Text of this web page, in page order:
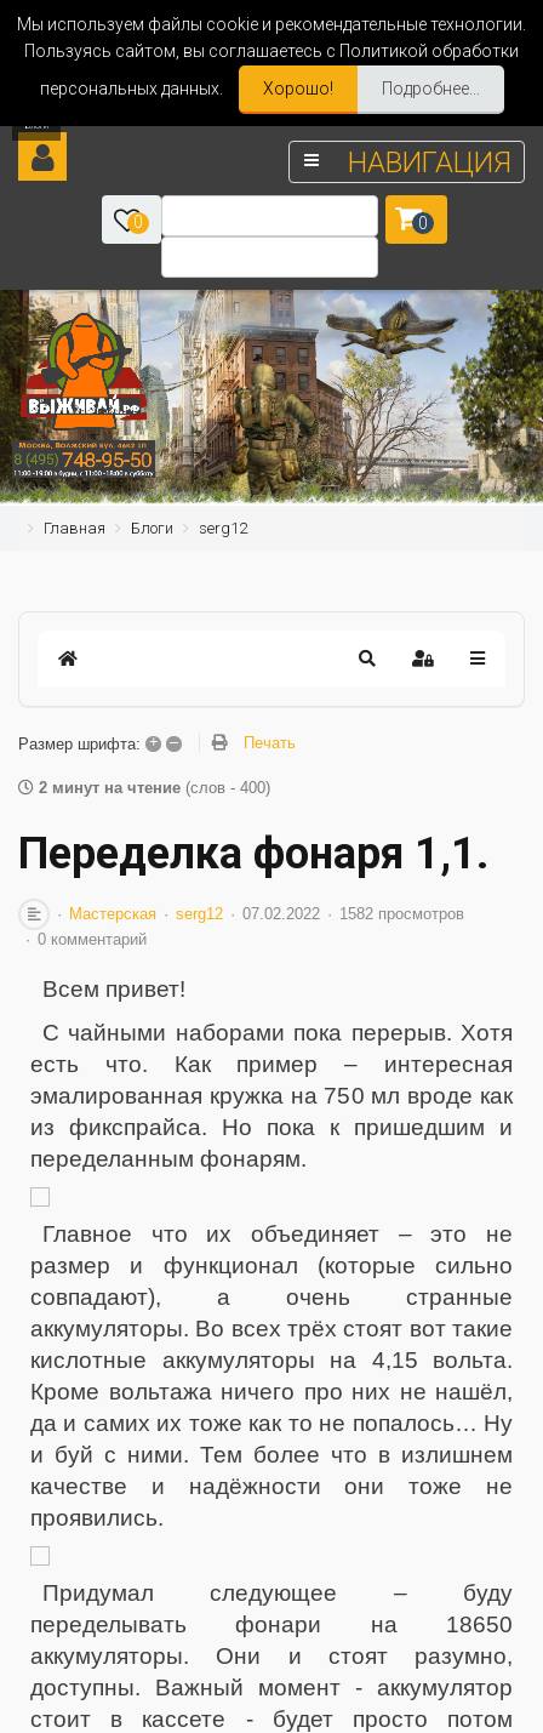
Мы используем файлы cookie и рекомендательные технологии.
Пользуясь сайтом, вы соглашаетесь с Политикой обработки
персональных данных.
Хорошо! Подробнее...
НАВИГАЦИЯ
0 0
Главная Блоги serg12
Размер шрифта: + – Печать
2 минут на чтение (слов - 400)
Переделка фонаря 1,1.
Мастерская serg12 07.02.2022
1582 просмотров
0 комментарий
Всем привет!
С чайными наборами пока перерыв. Хотя
есть что. Как пример – интересная
эмалированная кружка на 750 мл вроде как
из фикспрайса. Но пока к пришедшим и
переделанным фонарям.
Главное что их объединяет – это не
размер и функционал (которые сильно
совпадают), а очень странные
аккумуляторы. Во всех трёх стоят вот такие
кислотные аккумуляторы на 4,15 вольта.
Кроме вольтажа ничего про них не нашёл,
да и самих их тоже как то не попалось… Ну
и буй с ними. Тем более что в излишнем
качестве и надёжности они тоже не
проявились.
Придумал следующее – буду
переделывать фонари на 18650
аккумуляторы. Они и стоят разумно,
доступны. Важный момент - аккумулятор
стоит в кассете - будет просто потом